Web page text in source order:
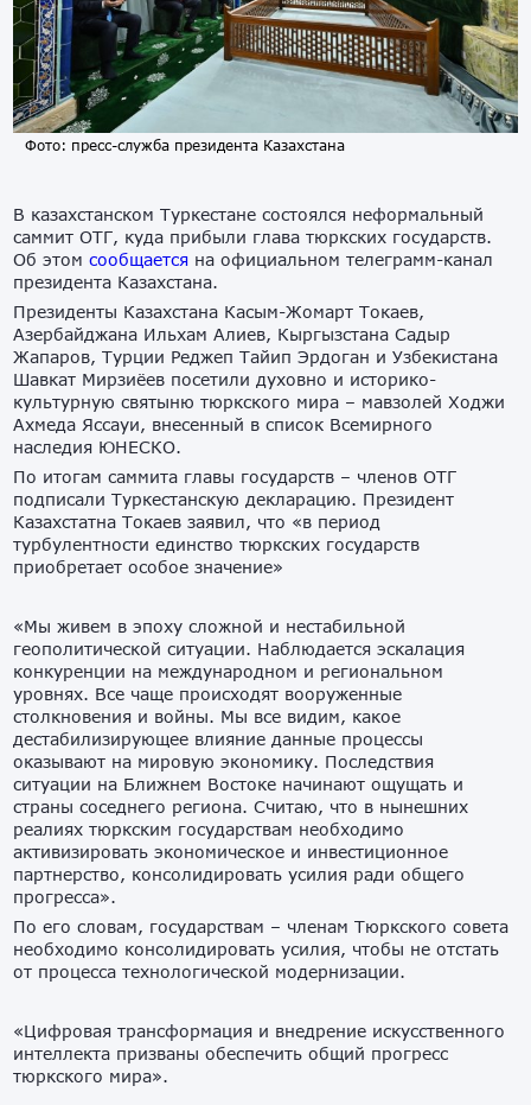
Фото: пресс-служба президента Казахстана
В казахстанском Туркестане состоялся неформальный
саммит ОТГ, куда прибыли глава тюркских государств.
Об этомсообщается на официальном телеграмм-канал
президента Казахстана.
Президенты Казахстана Касым-Жомарт Токаев,
Азербайджана Ильхам Алиев, Кыргызстана Садыр
Жапаров, Турции Реджеп Тайип Эрдоган и Узбекистана
Шавкат Мирзиёев посетили духовно и историко-
культурную святыню тюркского мира – мавзолей Ходжи
Ахмеда Яссауи, внесенный в список Всемирного
наследия ЮНЕСКО.
По итогам саммита главы государств – членов ОТГ
подписали Туркестанскую декларацию. Президент
Казахстатна Токаев заявил, что «в период
турбулентности единство тюркских государств
приобретает особое значение»
«Мы живем в эпоху сложной и нестабильной
геополитической ситуации. Наблюдается эскалация
конкуренции на международном и региональном
уровнях. Все чаще происходят вооруженные
столкновения и войны. Мы все видим, какое
дестабилизирующее влияние данные процессы
оказывают на мировую экономику. Последствия
ситуации на Ближнем Востоке начинают ощущать и
страны соседнего региона. Считаю, что в нынешних
реалиях тюркским государствам необходимо
активизировать экономическое и инвестиционное
партнерство, консолидировать усилия ради общего
прогресса».
По его словам, государствам – членам Тюркского совета
необходимо консолидировать усилия, чтобы не отстать
от процесса технологической модернизации.
«Цифровая трансформация и внедрение искусственного
интеллекта призваны обеспечить общий прогресс
тюркского мира».